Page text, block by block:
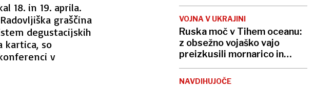
18. in 19. aprila.
graščina
degustacijskih
kartica, so
v
VOJNA V UKRAJINI
Ruska moč v Tihem oceanu:
z obsežno vojaško vajo
preizkusili mornarico in
balistične rakete
NAVDIHUJOČE